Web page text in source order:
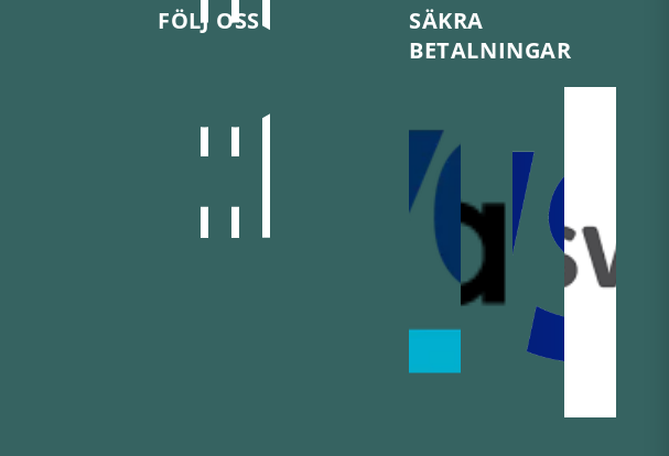
FÖLJ OSS
SÄKRA
BETALNINGAR